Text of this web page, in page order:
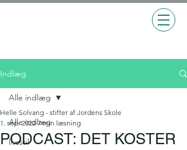
Indlæg
Alle indlæg
livsstil
Alle indlæg
PODCAST: DET KOSTER
Helle Solvang - stifter af Jordens Skole
1. sep. 2022 7 min læsning